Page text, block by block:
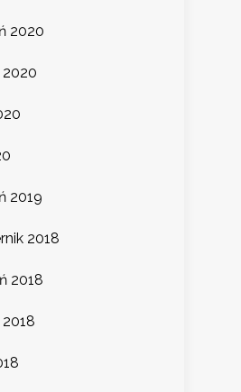
2020
2020
2019
2018
2018